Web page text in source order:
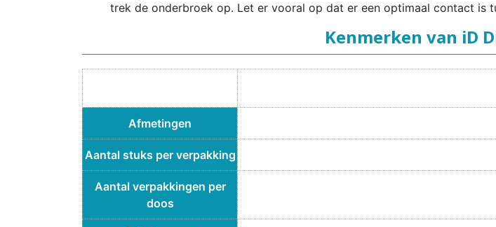
trek de onderbroek op. Let er vooral op dat er een optimaal contact is
Kenmerken van iD
Afmetingen
Aantal stuks per verpakking
Aantal verpakkingen per
doos